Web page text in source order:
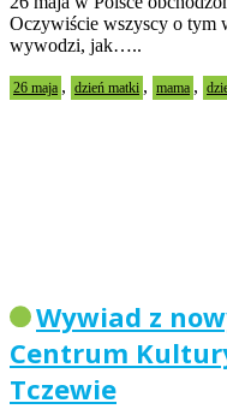
Oczywiście wszyscy o tym
wywodzi, jak…..
26 maja , dzień matki , mama ,
Wywiad z
Centrum
Tczewie